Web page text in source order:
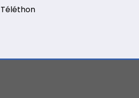
Téléthon